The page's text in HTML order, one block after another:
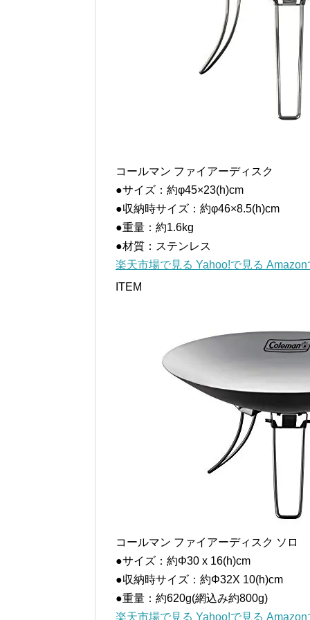
コールマン ファイアーディスク
●サイズ：約φ45×23(h)cm
●収納時サイズ：約φ46×8.5(h)cm
●重量：約1.6kg
●材質：ステンレス
楽天市場で見る Yahoo!で見る Amazon
ITEM
コールマン ファイアーディスク ソロ
●サイズ：約Φ30 x 16(h)cm
●収納時サイズ：約Φ32X 10(h)cm
●重量：約620g(網込み約800g)
楽天市場で見る Yahoo!で見る Amazon